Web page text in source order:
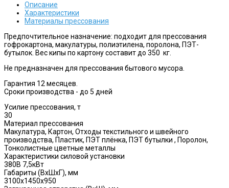
Описание
Характеристики
Материалы прессования
Предпочтительное назначение: подходит для прессования
гофрокартона, макулатуры, полиэтилена, поролона, ПЭТ-
бутылок. Вес кипы по картону составит до 350 кг.
Не предназначен для прессования бытового мусора.
Гарантия 12 месяцев.
Сроки производства - до 5 дней
Усилие прессования, т
30
Материал прессования
Макулатура, Картон, Отходы текстильного и швейного
производства, Пластик, ПЭТ плёнка, ПЭТ бутылки , Поролон,
Тонколистные цветные металлы
Характеристики силовой установки
380В 7,5кВт
Габариты (ВхШхГ), мм
3100x1450x950